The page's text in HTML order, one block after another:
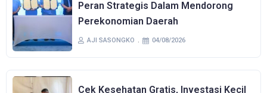
Peran Strategis Dalam Mendorong
Perekonomian Daerah
AJI SASONGKO 04/08/2026
Cek Kesehatan Gratis, Investasi Kecil